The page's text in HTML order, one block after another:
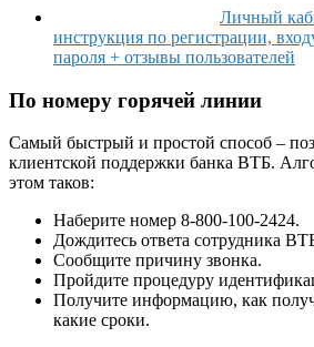
Личный
инструкция по регистрации,
пароля + отзывы пользователей
По номеру горячей линии
Самый быстрый и простой способ –
клиентской поддержки банка ВТБ.
этом таков:
Наберите номер 8-800-100-2424.
Дождитесь ответа сотрудника
Сообщите причину звонка.
Пройдите процедуру
Получите информацию, как
какие сроки.